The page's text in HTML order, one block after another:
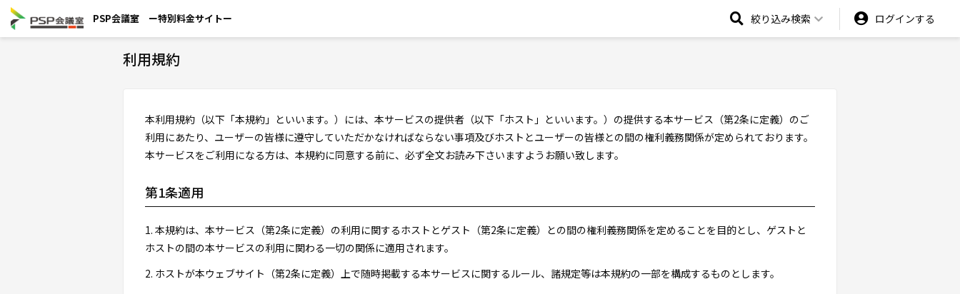
PSP会議室 ー特別料金サイトー 絞り込み検索 ログインする
利用規約
本利用規約（以下「本規約」といいます。）には、本サービスの提供者（以下「ホスト」といいます。）の提供する本サービス（第2条に定義）のご
利用にあたり、ユーザーの皆様に遵守していただかなければならない事項及びホストとユーザーの皆様との間の権利義務関係が定められております。
本サービスをご利用になる方は、本規約に同意する前に、必ず全文お読み下さいますようお願い致します。
第1条適用
1. 本規約は、本サービス（第2条に定義）の利用に関するホストとゲスト（第2条に定義）との間の権利義務関係を定めることを目的とし、ゲストと
ホストの間の本サービスの利用に関わる一切の関係に適用されます。
2. ホストが本ウェブサイト（第2条に定義）上で随時掲載する本サービスに関するルール、諸規定等は本規約の一部を構成するものとします。